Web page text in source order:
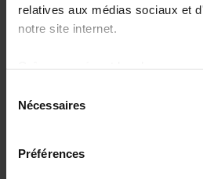
relatives aux médias sociaux et
notre site internet.
à l’exception des cookies
fonctionnement du site. Une
cookies est accessible sous
dessus.
Nécessaires
Préférences
We have reached our full
entrance tickets covered by the
Interested? Please register